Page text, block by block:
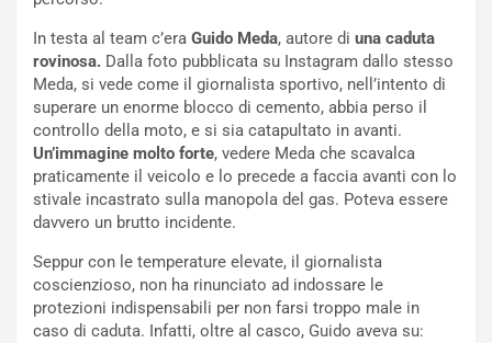
In testa al team c’era Guido Meda, autore di una caduta
rovinosa. Dalla foto pubblicata su Instagram dallo stesso
Meda, si vede come il giornalista sportivo, nell’intento di
superare un enorme blocco di cemento, abbia perso il
controllo della moto, e si sia catapultato in avanti.
Un’immagine molto forte, vedere Meda che scavalca
praticamente il veicolo e lo precede a faccia avanti con lo
stivale incastrato sulla manopola del gas. Poteva essere
davvero un brutto incidente.
Seppur con le temperature elevate, il giornalista
coscienzioso, non ha rinunciato ad indossare le
protezioni indispensabili per non farsi troppo male in
caso di caduta. Infatti, oltre al casco, Guido aveva su:
a
e
P
O
W
E
R
a
b